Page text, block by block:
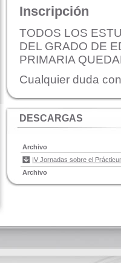
Inscripción
TODOS LOS
DEL GRADO DE
PRIMARIA
Cualquier duda
DESCARGAS
Archivo
Archivo
IV Jornadas sobre el